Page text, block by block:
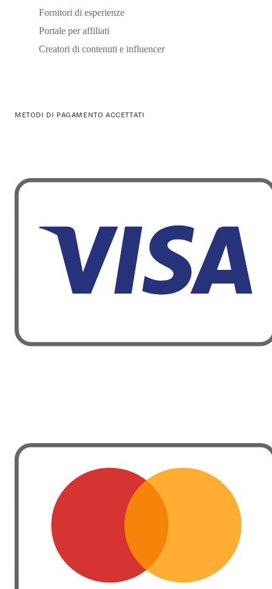
Fornitori di esperienze
Portale per affiliati
Creatori di contenuti e influencer
METODI DI PAGAMENTO ACCETTATI